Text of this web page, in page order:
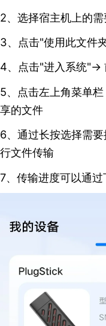
2、选择宿主机上的
3、点击"使用此文件
4、点击"进入系统"→
5、点击左上角菜单
享的文件
6、通过长按选择需
行文件传输
7、传输进度可以通